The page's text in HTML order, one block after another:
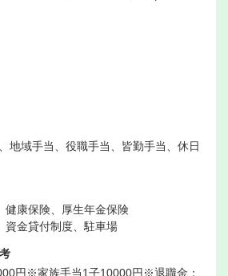
地域手当、役職手当、皆勤手当、休日
健康保険、厚生年金保険
資金貸付制度、駐車場
円※家族手当1子10000円※退職金：